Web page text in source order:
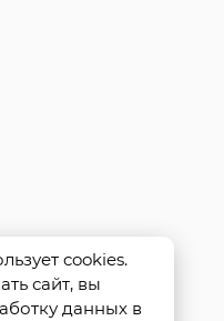
cookies.
сайт, вы
данных в